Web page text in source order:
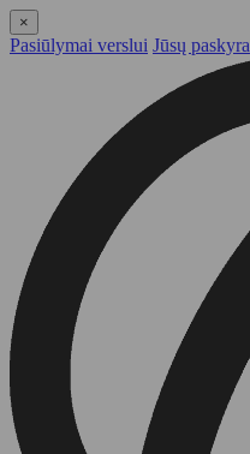
×
Pasiūlymai verslui Jūsų paskyra